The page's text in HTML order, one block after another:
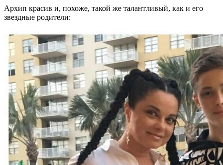
Архип красив и, похоже, такой же талантливый, как и его
звездные родители: